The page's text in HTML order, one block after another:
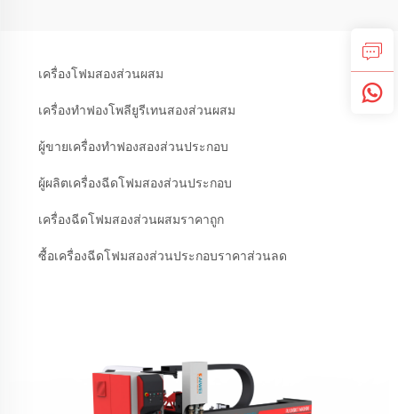
เครื่องโฟมสองส่วนผสม
เครื่องทำฟองโพลียูรีเทนสองส่วนผสม
ผู้ขายเครื่องทำฟองสองส่วนประกอบ
ผู้ผลิตเครื่องฉีดโฟมสองส่วนประกอบ
เครื่องฉีดโฟมสองส่วนผสมราคาถูก
ซื้อเครื่องฉีดโฟมสองส่วนประกอบราคาส่วนลด